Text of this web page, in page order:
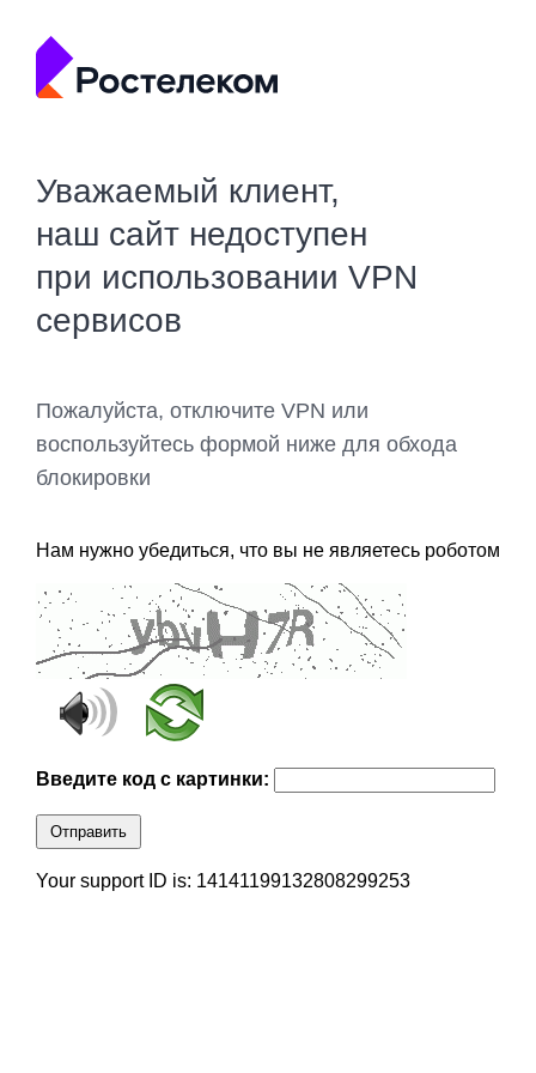
Уважаемый клиент,
наш сайт недоступен
при использовании VPN
сервисов
Пожалуйста, отключите VPN или
воспользуйтесь формой ниже для обхода
блокировки
Нам нужно убедиться, что вы не являетесь роботом
Введите код с картинки:
Отправить
Your support ID is: 14141199132808299253